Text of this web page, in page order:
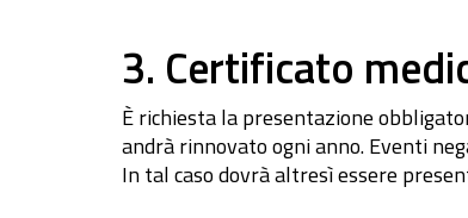
3. Certificato
È richiesta la presentazione
andrà rinnovato ogni anno. Eventi
In tal caso dovrà altresì essere